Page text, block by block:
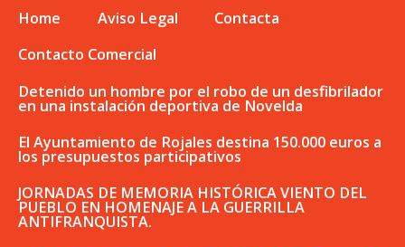
Home Aviso Legal
Contacta
Contacto Comercial
Detenido un hombre por el robo de un desfibrilador
en una instalación deportiva de Novelda
El Ayuntamiento de Rojales destina 150.000 euros a
los presupuestos participativos
JORNADAS DE MEMORIA HISTÓRICA VIENTO DEL
PUEBLO EN HOMENAJE A LA GUERRILLA
ANTIFRANQUISTA.